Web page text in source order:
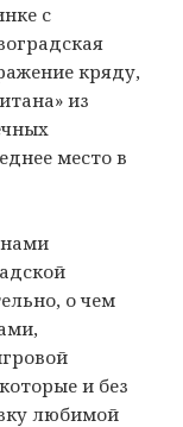
с
кряду,
из
место в
о чем
и без
любимой